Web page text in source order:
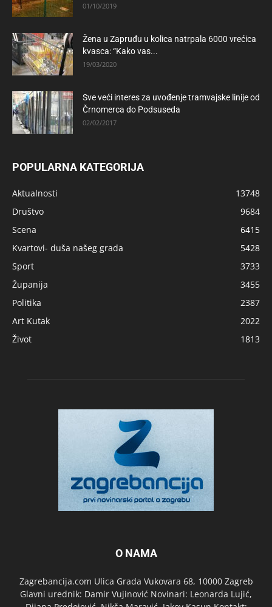
01/10/2019
Žena u Zapruđu u kolica natrpala 6000 vrećica
kvasca: “Kako vas...
19/03/2020
Sve veći interes za uvođenje tramvajske linije od
Črnomerca do Podsuseda
02/02/2017
POPULARNA KATEGORIJA
Aktualnosti
13748
Društvo
9684
Scena
6415
Kvartovi- duša našeg grada
5428
Sport
3733
Županija
3455
Politika
2387
Art Kutak
2022
Život
1813
O NAMA
Zagrebancija.com Ulica Grada Vukovara 68, 10000 Zagreb
Glavni urednik: Damir Vujinović Novinari: Leonarda Lujić,